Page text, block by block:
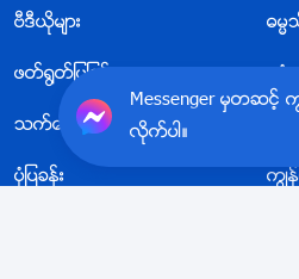
ဗီဒီယိုမ်ား ဓမ
ဖတ္႐ြတ္ျပျခင္းမ်ား ဧဝံ
သက္ေသခံခ်က္မ်ား
ပုံျပခန္း ကြ
Messenger မွတဆင့္
လိုက္ပါ။